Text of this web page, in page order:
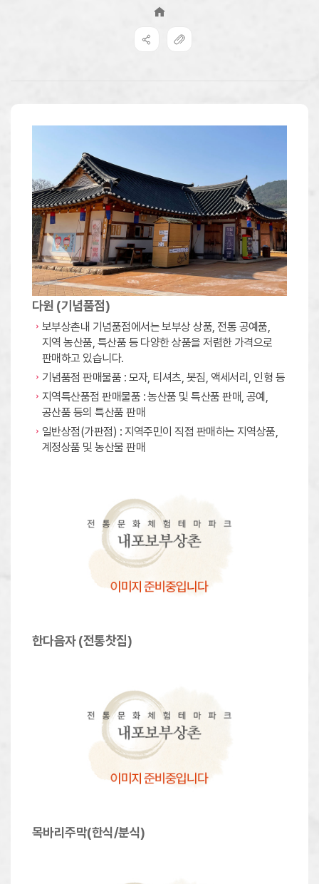
다원 (기념품점)
보부상촌내 기념품점에서는 보부상 상품, 전통 공예품,
지역 농산품, 특산품 등 다양한 상품을 저렴한 가격으로
판매하고 있습니다.
기념품점 판매물품 : 모자, 티셔츠, 봇짐, 액세서리, 인형 등
지역특산품점 판매물품 : 농산품 및 특산품 판매, 공예,
공산품 등의 특산품 판매
일반상점(가판점) : 지역주민이 직접 판매하는 지역상품,
계정상품 및 농산물 판매
한다음자 (전통찻집)
목바리주막(한식/분식)